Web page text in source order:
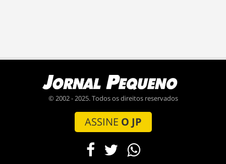
© 2002 - 2025. Todos os direitos reservados
ASSINE O JP